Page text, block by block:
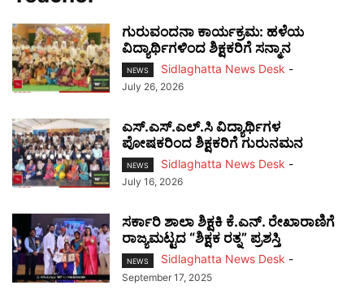
ಗುರುವಂದನಾ ಕಾರ್ಯಕ್ರಮ: ಹಳೆಯ
ವಿದ್ಯಾರ್ಥಿಗಳಿಂದ ಶಿಕ್ಷಕರಿಗೆ ಸನ್ಮಾನ
NEWS Sidlaghatta News Desk -
July 26, 2026
ಎಸ್.ಎಸ್.ಎಲ್.ಸಿ ವಿದ್ಯಾರ್ಥಿಗಳ
ಪೋಷಕರಿಂದ ಶಿಕ್ಷಕರಿಗೆ ಗುರುನಮನ
NEWS Sidlaghatta News Desk -
July 16, 2026
ಸರ್ಕಾರಿ ಶಾಲಾ ಶಿಕ್ಷಕಿ ಕೆ.ಎನ್. ರೇಖಾರಾಣಿಗೆ
ರಾಜ್ಯಮಟ್ಟದ “ಶಿಕ್ಷಕ ರತ್ನ” ಪ್ರಶಸ್ತಿ
NEWS Sidlaghatta News Desk -
September 17, 2025